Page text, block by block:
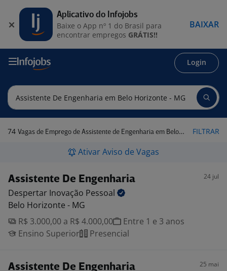
Login
74 Vagas de Emprego de Assistente de Engenharia em Belo Horizonte - MG FILTRAR
Ativar Aviso de Vagas
Assistente De Engenharia 24 jul
Despertar Inovação Pessoal
Belo Horizonte - MG
R$ 3.000,00 a R$ 4.000,00
Entre 1 e 3 anos
Ensino Superior
Presencial
Assistente De Engenharia 25 mai
Aplicativo do Infojobs
Baixe o App nº 1 do Brasil para
encontrar empregos GRÁTIS!!
BAIXAR